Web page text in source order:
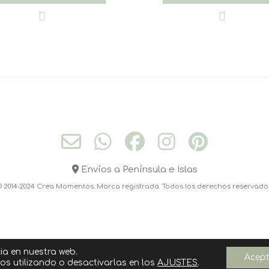
Envíos a Península e Islas
2014-2024 Crea Momentos. Marca registrada. Todos los derechos
POLITICA DE COOKIES AVISO LEGAL POLÍTICA DE
en nuestra web.
utilizando o desactivarlas en losAJUSTES.